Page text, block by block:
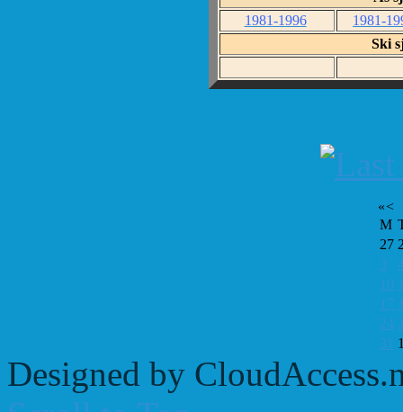
1981-1996
1981-
Ski
«<
M
27
3
10
17
24
31
Designed by